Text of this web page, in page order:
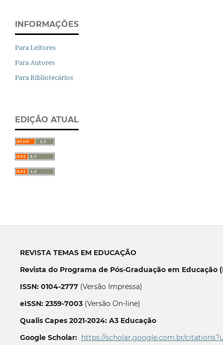
INFORMAÇÕES
Para Leitores
Para Autores
Para Bibliotecários
EDIÇÃO ATUAL
REVISTA TEMAS EM EDUCAÇÃO
Revista do Programa de Pós-Graduação em Educação
ISSN: 0104-2777(Versão Impressa)
eISSN: 2359-7003(Versão On-line)
Qualis Capes 2021-2024: A3 Educação
Google Scholar: https://scholar.google.com.br/